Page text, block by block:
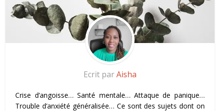
Ecrit parAisha
Crise d’angoisse… Santé mentale… Attaque de panique…
Trouble d’anxiété généralisée… Ce sont des sujets dont on